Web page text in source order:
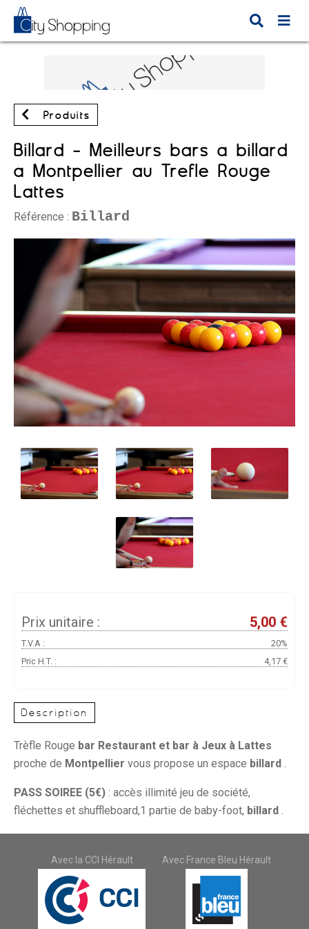
Produits
Billard - Meilleurs bars à billard
à Montpellier au Trèfle Rouge
Lattes
Référence : Billard
Prix unitaire : 5,00 €
T.V.A :
20%
Pric H.T. :
4,17 €
Description
Trèfle Rouge bar Restaurant et bar à Jeux à Lattes
proche de Montpellier vous propose un espace billard
PASS SOIREE (5€) : accès illimité jeu de société,
fléchettes et shuffleboard,1 partie de baby-foot, billard
Avec la CCI Hérault Avec France Bleu Hérault